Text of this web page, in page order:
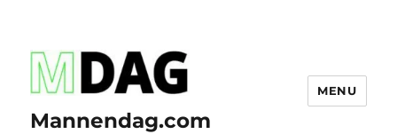
Mannendag.com
MENU